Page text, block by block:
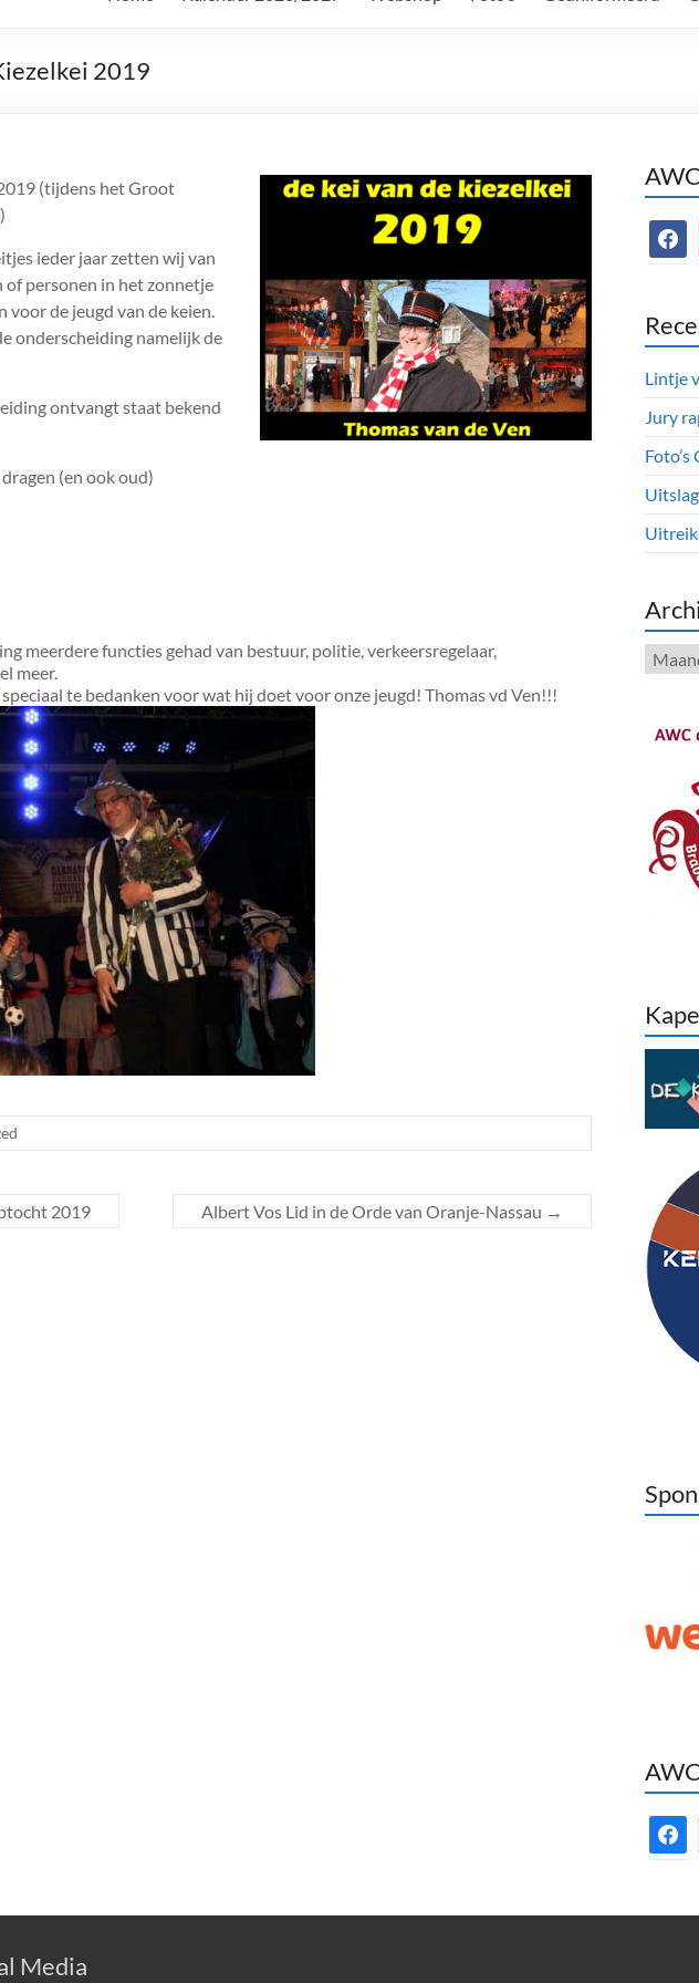
2019
(tijdens het Groot
ieder jaar zetten wij van
of personen in het zonnetje
voor de jeugd van de keien.
onderscheiding namelijk de
ontvangt staat bekend
(en ook oud)
meerdere functies gehad van bestuur, politie, verkeersregelaar,
meer.
te bedanken voor wat hij doet voor onze jeugd! Thomas vd Ven!!!
2019 Albert Vos Lid in de Orde van Oranje-Nassau →
Lintje
Jury
Media